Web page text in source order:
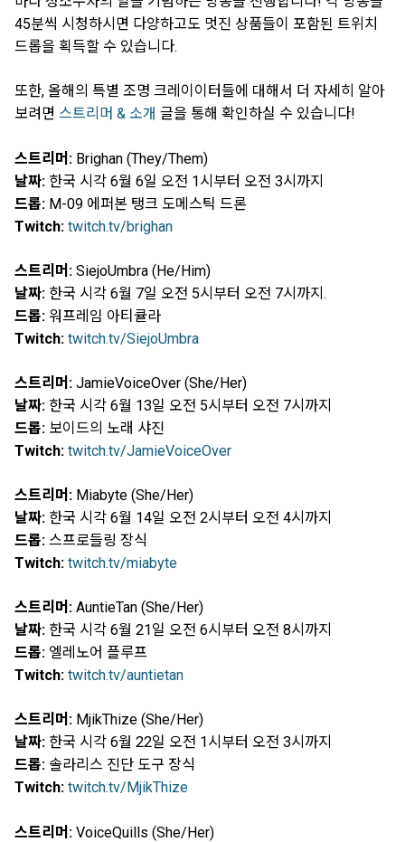
45분씩 시청하시면 다양하고도 멋진 상품들이 포함된 트위치
드롭을 획득할 수 있습니다.
또한, 올해의 특별 조명 크레이이터들에 대해서 더 자세히 알아
보려면 스트리머 & 소개 글을 통해 확인하실 수 있습니다!
스트리머: Brighan (They/Them)
날짜: 한국 시각 6월 6일 오전 1시부터 오전 3시까지
드롭: M-09 에퍼본 탱크 도메스틱 드론
Twitch: twitch.tv/brighan
스트리머: SiejoUmbra (He/Him)
날짜: 한국 시각 6월 7일 오전 5시부터 오전 7시까지.
드롭: 워프레임 아티큘라
Twitch: twitch.tv/SiejoUmbra
스트리머: JamieVoiceOver (She/Her)
날짜: 한국 시각 6월 13일 오전 5시부터 오전 7시까지
드롭: 보이드의 노래 샤진
Twitch: twitch.tv/JamieVoiceOver
스트리머: Miabyte (She/Her)
날짜: 한국 시각 6월 14일 오전 2시부터 오전 4시까지
드롭: 스프로들링 장식
Twitch: twitch.tv/miabyte
스트리머: AuntieTan (She/Her)
날짜: 한국 시각 6월 21일 오전 6시부터 오전 8시까지
드롭: 엘레노어 플루프
Twitch: twitch.tv/auntietan
스트리머: MjikThize (She/Her)
날짜: 한국 시각 6월 22일 오전 1시부터 오전 3시까지
드롭: 솔라리스 진단 도구 장식
Twitch: twitch.tv/MjikThize
스트리머: VoiceQuills (She/Her)